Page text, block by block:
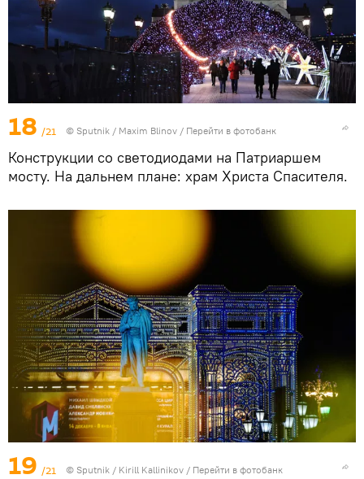
18 /21 © Sputnik / Maxim Blinov / Перейти в фотобанк
Конструкции со светодиодами на Патриаршем
мосту. На дальнем плане: храм Христа Спасителя.
19 /21 © Sputnik / Kirill Kallinikov / Перейти в фотобанк